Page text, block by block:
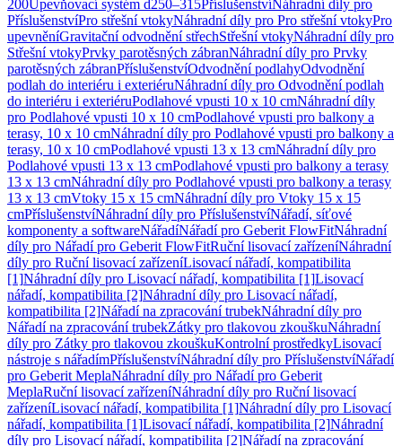
200Upevňovací systém d250–315PříslušenstvíNáhradní díly pro
PříslušenstvíPro střešní vtokyNáhradní díly pro Pro střešní vtokyPro
upevněníGravitační odvodnění střechStřešní vtokyNáhradní díly pro
Střešní vtokyPrvky parotěsných zábranNáhradní díly pro Prvky
parotěsných zábranPříslušenstvíOdvodnění podlahyOdvodnění
podlah do interiéru i exteriéruNáhradní díly pro Odvodnění podlah
do interiéru i exteriéruPodlahové vpusti 10 x 10 cmNáhradní díly
pro Podlahové vpusti 10 x 10 cmPodlahové vpusti pro balkony a
terasy, 10 x 10 cmNáhradní díly pro Podlahové vpusti pro balkony a
terasy, 10 x 10 cmPodlahové vpusti 13 x 13 cmNáhradní díly pro
Podlahové vpusti 13 x 13 cmPodlahové vpusti pro balkony a terasy
13 x 13 cmNáhradní díly pro Podlahové vpusti pro balkony a terasy
13 x 13 cmVtoky 15 x 15 cmNáhradní díly pro Vtoky 15 x 15
cmPříslušenstvíNáhradní díly pro PříslušenstvíNářadí, síťové
komponenty a softwareNářadíNářadí pro Geberit FlowFitNáhradní
díly pro Nářadí pro Geberit FlowFitRuční lisovací zařízeníNáhradní
díly pro Ruční lisovací zařízeníLisovací nářadí, kompatibilita
[1]Náhradní díly pro Lisovací nářadí, kompatibilita [1]Lisovací
nářadí, kompatibilita [2]Náhradní díly pro Lisovací nářadí,
kompatibilita [2]Nářadí na zpracování trubekNáhradní díly pro
Nářadí na zpracování trubekZátky pro tlakovou zkouškuNáhradní
díly pro Zátky pro tlakovou zkouškuKontrolní prostředkyLisovací
nástroje s nářadímPříslušenstvíNáhradní díly pro PříslušenstvíNářadí
pro Geberit MeplaNáhradní díly pro Nářadí pro Geberit
MeplaRuční lisovací zařízeníNáhradní díly pro Ruční lisovací
zařízeníLisovací nářadí, kompatibilita [1]Náhradní díly pro Lisovací
nářadí, kompatibilita [1]Lisovací nářadí, kompatibilita [2]Náhradní
díly pro Lisovací nářadí, kompatibilita [2]Nářadí na zpracování